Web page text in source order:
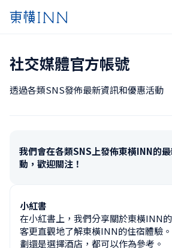
社交媒體官方帳號
透過各類SNS發佈最新資訊和優惠活動
我們會在各類SNS上發佈東橫INN的
動，歡迎關注！
小紅書
在小紅書上，我們分享關於東橫INN
客更直觀地了解東橫INN的住宿體驗
劃還是選擇酒店，都可以作為參考。